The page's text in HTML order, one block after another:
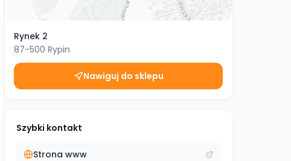
Rynek 2
87-500 Rypin
Nawiguj do sklepu
Szybki kontakt
Strona www